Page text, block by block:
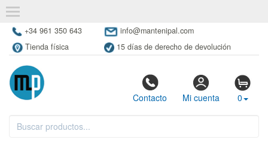
+34 961 350 643
info@mantenipal.com
Tienda física
15 días de derecho de devolución
Contacto Mi cuenta 0